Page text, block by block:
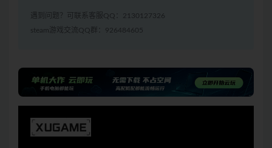
遇到问题？可联系客服QQ：2130127326
steam游戏交流QQ群：926484605